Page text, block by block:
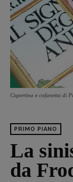
Copertina e cofanetto di
PRIMO PIANO
La
da